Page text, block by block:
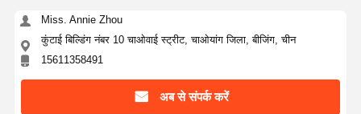
होम
Miss. Annie Zhou
कुंटाई बिल्डिंग नंबर 10 चाओवाई स्ट्रीट, चाओयांग जिला, बीजिंग, चीन
15611358491
अब से संपर्क करें